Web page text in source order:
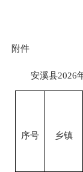
附件
安溪县2026
序号 乡镇